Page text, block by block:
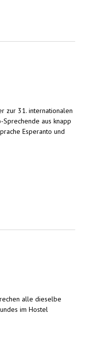
zur 31. internationalen
Sprechende aus knapp
Esperanto und
alle dieselbe
im Hostel